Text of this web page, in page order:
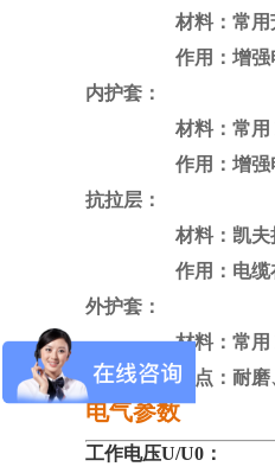
材料：常用芳纶
作用：增强电缆
内护套：
材料： 常用
作用： 增强
抗拉层：
材料：凯夫拉
作用：电缆在工作
外护套：
材料：常用 PVC
特点：耐磨、防
电气参数
工作电压U/U0：